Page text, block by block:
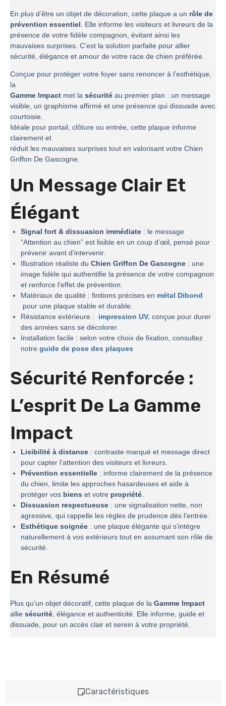
Caractéristiques
En plus d’être un objet de décoration, cette plaque a un rôle de
prévention essentiel. Elle informe les visiteurs et livreurs de la
présence de votre fidèle compagnon, évitant ainsi les
mauvaises surprises. C’est la solution parfaite pour allier
sécurité, élégance et amour de votre race de chien préférée.
Conçue pour protéger votre foyer sans renoncer à l’esthétique,
la
Gamme Impact met la sécurité au premier plan : un message
visible, un graphisme affirmé et une présence qui dissuade avec
courtoisie.
Idéale pour portail, clôture ou entrée, cette plaque informe
clairement et
réduit les mauvaises surprises tout en valorisant votre Chien
Griffon De Gascogne.
Un Message Clair Et
Élégant
Signal fort & dissuasion immédiate : le message
“Attention au chien” est lisible en un coup d’œil, pensé pour
prévenir avant d’intervenir.
Illustration réaliste du Chien Griffon De Gascogne : une
image fidèle qui authentifie la présence de votre compagnon
et renforce l’effet de prévention.
Matériaux de qualité : finitions précises en métal Dibond
pour une plaque stable et durable.
Résistance extérieure :
impression UV. conçue pour durer
des années sans se décolorer.
Installation facile : selon votre choix de fixation, consultez
notre guide de pose des plaques
Sécurité Renforcée :
L’esprit De La Gamme
Impact
Lisibilité à distance : contraste marqué et message direct
pour capter l’attention des visiteurs et livreurs.
Prévention essentielle : informe clairement de la présence
du chien, limite les approches hasardeuses et aide à
protéger vos biens et votre propriété.
Dissuasion respectueuse : une signalisation nette, non
agressive, qui rappelle les règles de prudence dès l’entrée.
Esthétique soignée : une plaque élégante qui s’intègre
naturellement à vos extérieurs tout en assumant son rôle de
sécurité.
En Résumé
Plus qu’un objet décoratif, cette plaque de la Gamme Impact
allie sécurité, élégance et authenticité. Elle informe, guide et
dissuade, pour un accès clair et serein à votre propriété.